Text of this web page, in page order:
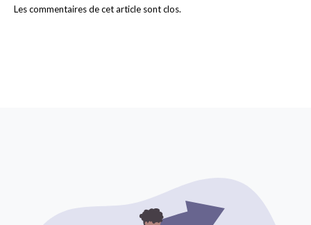
Les commentaires de cet article sont clos.